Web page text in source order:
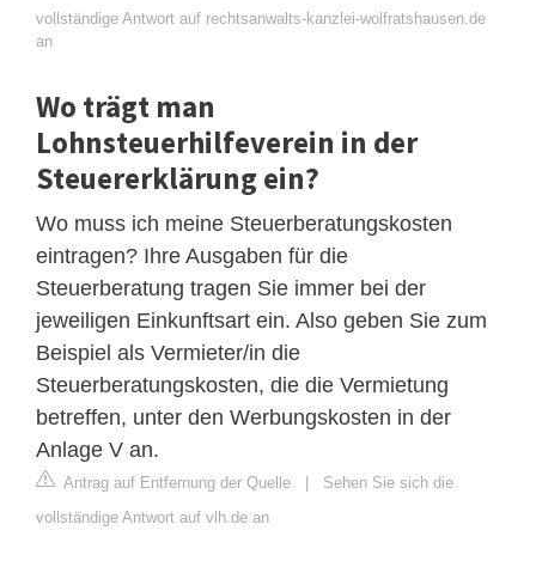
vollständige Antwort auf rechtsanwalts-kanzlei-wolfratshausen.de
an
Wo trägt man
Lohnsteuerhilfeverein in der
Steuererklärung ein?
Wo muss ich meine Steuerberatungskosten
eintragen? Ihre Ausgaben für die
Steuerberatung tragen Sie immer bei der
jeweiligen Einkunftsart ein. Also geben Sie zum
Beispiel als Vermieter/in die
Steuerberatungskosten, die die Vermietung
betreffen, unter den Werbungskosten in der
Anlage V an.
Antrag auf Entfernung der Quelle | Sehen Sie sich die
vollständige Antwort auf vlh.de an